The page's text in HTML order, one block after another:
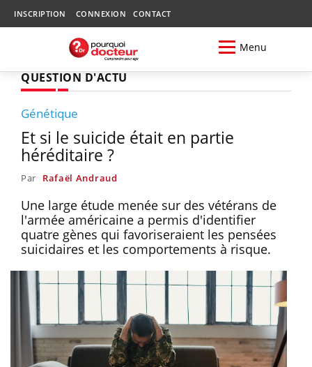
INSCRIPTION CONNEXION CONTACT
Menu
QUESTION D'ACTU
Génétique
Et si le suicide était en partie
héréditaire ?
Par Rafaël Andraud
Une large étude menée sur des vétérans de
l'armée américaine a permis d'identifier
quatre gènes qui favoriseraient les pensées
suicidaires et les comportements à risque.